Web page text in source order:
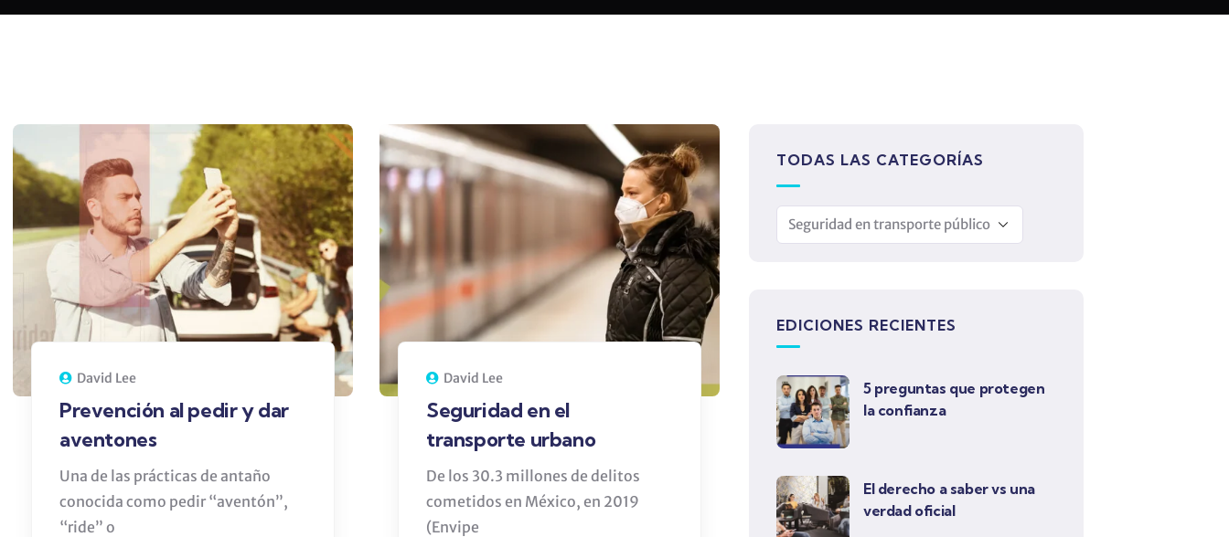
David Lee
Prevención al pedir y dar
aventones
Una de las prácticas de antaño
conocida como pedir “aventón”,
“ride” o
David Lee
Seguridad en el
transporte urbano
De los 30.3 millones de delitos
cometidos en México, en 2019
(Envipe
TODAS LAS CATEGORÍAS
EDICIONES RECIENTES
5 preguntas que protegen
la confianza
El derecho a saber vs una
verdad oficial